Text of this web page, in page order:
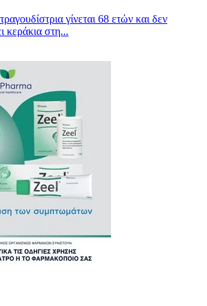
γίνεται 68 ετών και δεν
κεράκια στη...